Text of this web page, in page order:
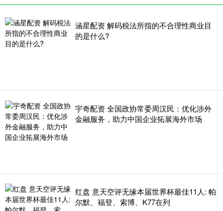
涵星配资 解码税法所指的不合理性商业目
的是什么?
宇奇配资 全国政协常委周汉民：优化涉外
金融服务，助力中国企业拓展海外市场
红盘 意天空评无缘本届世界杯最佳11人: 帕
尔默、福登、索博、K77在列